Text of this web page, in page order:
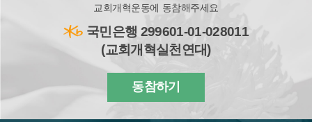
교회개혁운동에 동참해주세요
국민은행 299601-01-028011
(교회개혁실천연대)
동참하기